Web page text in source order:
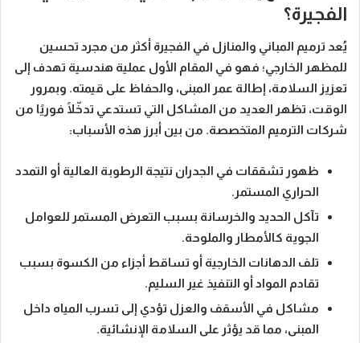
الفجيرة؟
يُعد ترميم المباني والمنازل في الفجيرة أكثر من مجرد تحسين
للمظهر الخارجي؛ فهو في المقام الأول عملية هندسية تهدف إلى
تعزيز السلامة، إطالة عمر المبنى، والحفاظ على قيمته. وبمرور
الوقت، تظهر العديد من المشاكل التي تستدعي تدخّلًا فوريًا من
شركات الترميم المتخصصة. من بين أبرز هذه الأسباب:
ظهور تشققات في الجدران نتيجة الرطوبة العالية أو التمدد
الحراري المستمر.
تآكل الحديد والخرسانة بسبب التعرض المستمر للعوامل
الجوية كالأمطار والملوحة.
تلف الدهانات الخارجية أو تساقط أجزاء من الكسوة بسبب
تقادم المواد أو التنفيذ غير السليم.
مشاكل في الأسقف والعزل تؤدي إلى تسرب المياه داخل
المبنى، مما قد يؤثر على السلامة الإنشائية.